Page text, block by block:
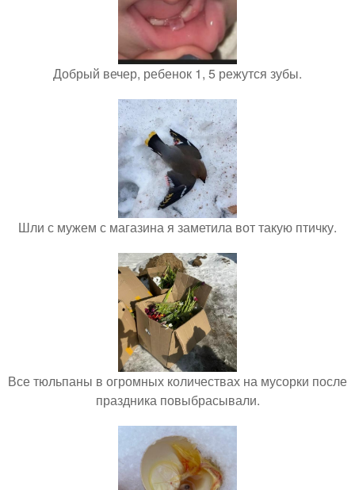
Добрый вечер, ребенок 1, 5 режутся зубы.
Шли с мужем с магазина я заметила вот такую птичку.
Все тюльпаны в огромных количествах на мусорки после
праздника повыбрасывали.